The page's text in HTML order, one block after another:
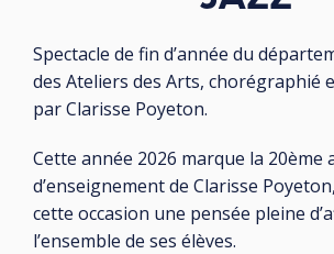
Spectacle de fin d’année du
des Ateliers des Arts, chorégraphié
par Clarisse Poyeton.
Cette année 2026 marque la 20ème
d’enseignement de Clarisse
cette occasion une pensée pleine
l’ensemble de ses élèves.